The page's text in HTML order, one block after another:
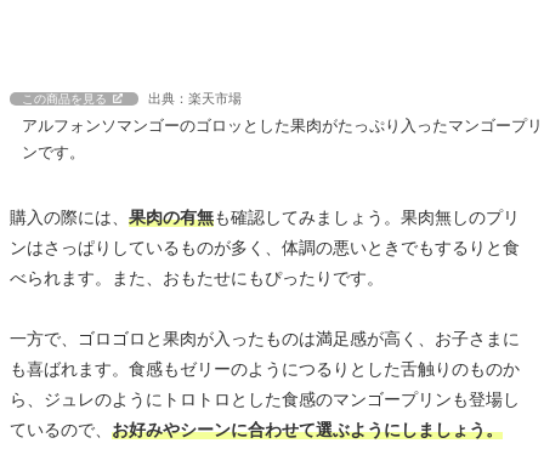
この商品を見る 出典：楽天市場
アルフォンソマンゴーのゴロッとした果肉がたっぷり入ったマンゴープリ
ンです。
購入の際には、 果肉の有無も確認してみましょう。果肉無しのプリ
ンはさっぱりしているものが多く、体調の悪いときでもするりと食
べられます。また、おもたせにもぴったりです。
一方で、ゴロゴロと果肉が入ったものは満足感が高く、お子さまに
も喜ばれます。食感もゼリーのようにつるりとした舌触りのものか
ら、ジュレのようにトロトロとした食感のマンゴープリンも登場し
ているので、 お好みやシーンに合わせて選ぶようにしましょう。